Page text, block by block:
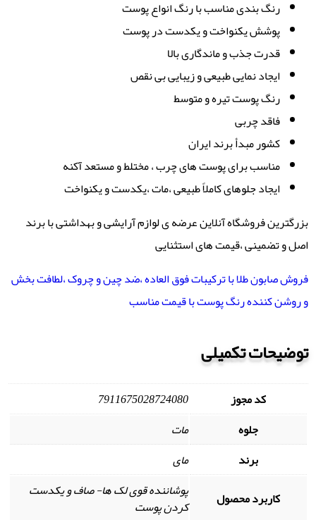
رنگ بندی مناسب با رنگ انواع پوست
پوشش یکنواخت و یکدست در پوست
قدرت جذب و ماندگاری بالا
ایجاد نمایی طبیعی و زیبایی بی نقص
رنگ پوست تیره و متوسط
فاقد چربی
کشور مبدأ برند ایران
مناسب برای پوست های چرب ، مختلط و مستعد آکنه
ایجاد جلوهای کاملاً طبیعی ،مات ،یکدست و یکنواخت
بزرگترین فروشگاه آنلاین عرضه ی لوازم آرایشی و بهداشتی با برند
اصل و تضمینی ،قیمت های استثنایی
فروش صابون طلا با ترکیبات فوق العاده ،ضد چین و چروک ،لطافت بخش
و روشن کننده رنگ پوست با قیمت مناسب
توضیحات تکمیلی
کد مجوز
7911675028724080
جلوه
مات
برند
مای
کاربرد محصول
پوشاننده قوی لک ها- صاف و یکدست
کردن پوست